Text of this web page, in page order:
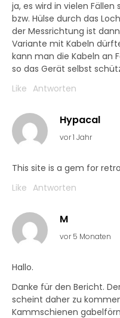
ja, es wird in vielen
bzw. Hülse durch das
der Messrichtung ist
Variante mit Kabeln
kann man die Kabeln an
so das Gerät selbst
Like Antworten
Hypacal
vor 1 Jahr
This site is a gem for
Like Antworten
M
vor 5 Monaten
Hallo.
Danke für den Bericht.
scheint daher zu
Kammschienen